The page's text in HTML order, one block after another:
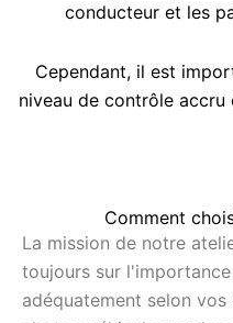
conducteur et les
Cependant, il est
niveau de contrôle
Comment
La mission de notre
toujours sur
adéquatement selon